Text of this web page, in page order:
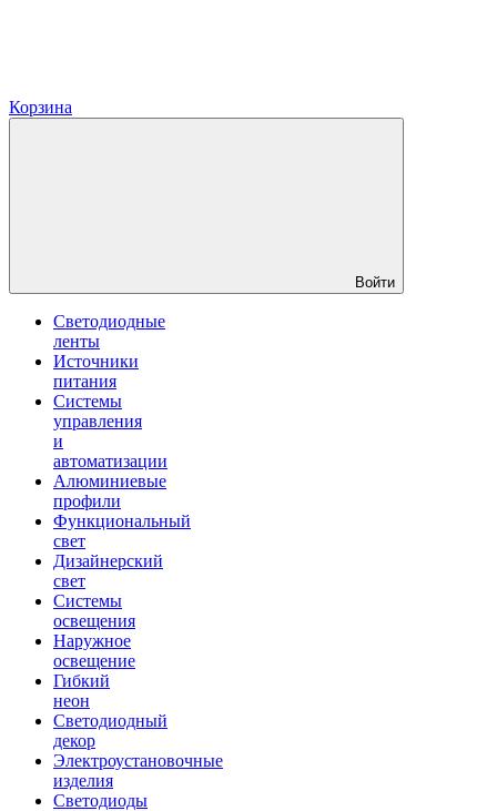
Корзина
Войти
Светодиодные
ленты
Источники
питания
Системы
управления
и
автоматизации
Алюминиевые
профили
Функциональный
свет
Дизайнерский
свет
Системы
освещения
Наружное
освещение
Гибкий
неон
Светодиодный
декор
Электроустановочные
изделия
Светодиоды